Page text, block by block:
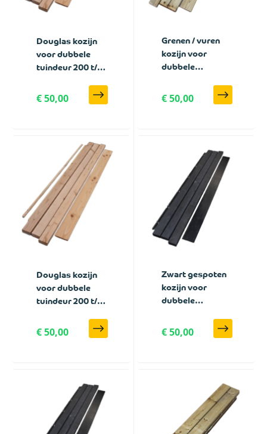
Douglas kozijn
voor dubbele
tuindeur 200 t/m
€ 50,00
Grenen / vuren
kozijn voor
dubbele
300 cm breed
€ 50,00
Douglas kozijn
voor dubbele
tuindeur 200 t/m
met zwart frame
€ 50,00
Zwart gespoten
kozijn voor
dubbele
300 cm breed
€ 50,00